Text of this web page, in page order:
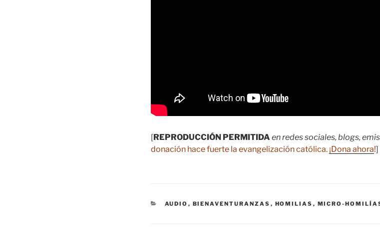
[REPRODUCCIÓN PERMITIDA en redes sociales, blogs,
donación hace fuerte la evangelización católica. ¡Dona ahora!]
CATEGORÍAS
AUDIO , BIENAVENTURANZAS , HOMILIAS , MICRO-